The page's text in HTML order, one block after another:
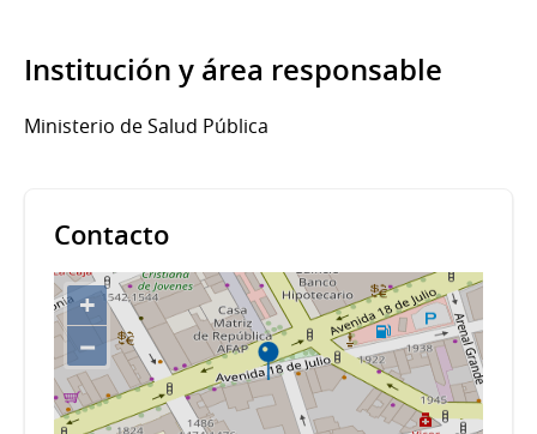
Institución y área responsable
Ministerio de Salud Pública
Contacto
+
−